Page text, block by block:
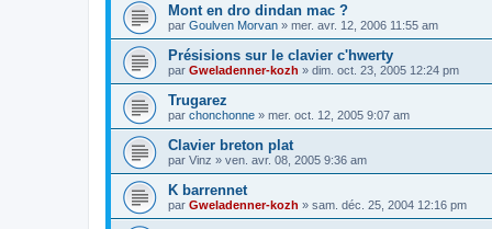
Mont en dro dindan mac ?
par Goulven Morvan » mer. avr. 12, 2006 11:55 am
Présisions sur le clavier c'hwerty
par Gweladenner-kozh » dim. oct. 23, 2005 12:24 pm
Trugarez
par chonchonne » mer. oct. 12, 2005 9:07 am
Clavier breton plat
par Vinz » ven. avr. 08, 2005 9:36 am
K barrennet
par Gweladenner-kozh » sam. déc. 25, 2004 12:16 pm